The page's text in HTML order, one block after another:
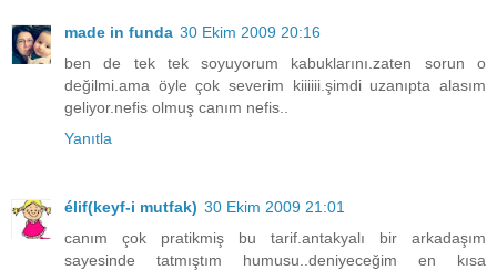
made in funda 30 Ekim 2009 20:16
ben de tek tek soyuyorum kabuklarını.zaten sorun o
değilmi.ama öyle çok severim kiiiiii.şimdi uzanıpta alasım
geliyor.nefis olmuş canım nefis..
Yanıtla
élif(keyf-i mutfak) 30 Ekim 2009 21:01
canım çok pratikmiş bu tarif.antakyalı bir arkadaşım
sayesinde tatmıştım humusu..deniyeceğim en kısa